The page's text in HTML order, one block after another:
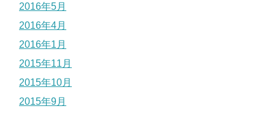
2016年5月
2016年4月
2016年1月
2015年11月
2015年10月
2015年9月